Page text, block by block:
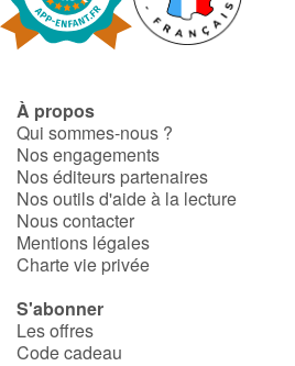
Fable, mythe, littérature et poésie
Ogres, monstres et sorcières
Héroïnes et héros
Écologie, nature, saisons
Les animaux
Voyage, épopée, enquête, aventure
À propos
Qui sommes-nous ?
Nos engagements
Nos éditeurs partenaires
Nos outils d'aide à la lecture
Nous contacter
Mentions légales
Charte vie privée
S'abonner
Les offres
Code cadeau